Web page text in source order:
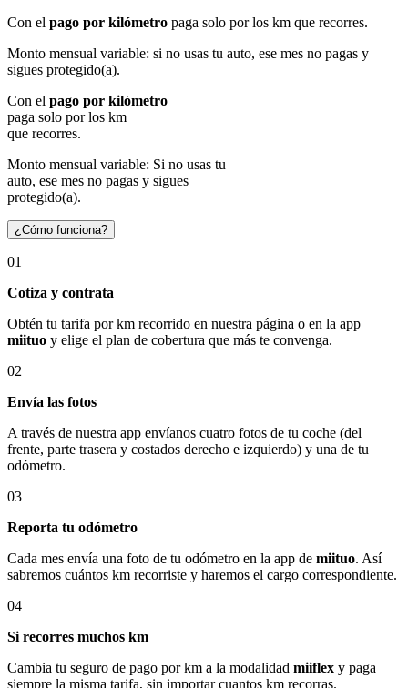
Con el pago por kilómetro paga solo por los km que recorres.
Monto mensual variable: si no usas tu auto, ese mes no pagas y
sigues protegido(a).
Con el pago por kilómetro
paga solo por los km
que recorres.
Monto mensual variable: Si no usas tu
auto, ese mes no pagas y sigues
protegido(a).
¿Cómo funciona?
01
Cotiza y contrata
Obtén tu tarifa por km recorrido en nuestra página o en la app
miituo y elige el plan de cobertura que más te convenga.
02
Envía las fotos
A través de nuestra app envíanos cuatro fotos de tu coche (del
frente, parte trasera y costados derecho e izquierdo) y una de tu
odómetro.
03
Reporta tu odómetro
Cada mes envía una foto de tu odómetro en la app de miituo. Así
sabremos cuántos km recorriste y haremos el cargo correspondiente.
04
Si recorres muchos km
Cambia tu seguro de pago por km a la modalidad miiflex y paga
siempre la misma tarifa, sin importar cuantos km recorras.